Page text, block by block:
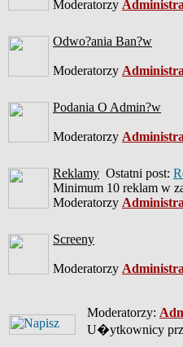
Moderatorzy
Odwo?ania Ban?w
Moderatorzy
Podania O Admin?w
Moderatorzy
Reklamy Ostatni post:
Minimum 10 reklam w
Moderatorzy
Screeny
Moderatorzy
Moderatorzy:
U�ytkownicy